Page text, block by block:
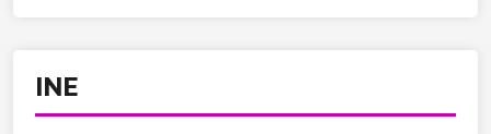
INE